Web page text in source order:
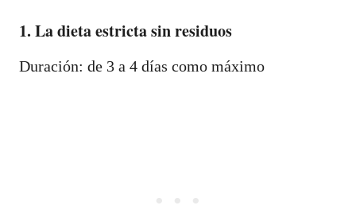
1. La dieta estricta sin residuos
Duración: de 3 a 4 días como máximo